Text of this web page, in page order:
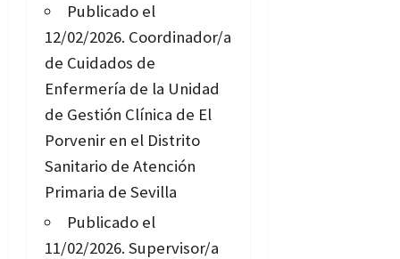
Publicado el
12/02/2026. Coordinador/a
de Cuidados de
Enfermería de la Unidad
de Gestión Clínica de El
Porvenir en el Distrito
Sanitario de Atención
Primaria de Sevilla
Publicado el
11/02/2026. Supervisor/a